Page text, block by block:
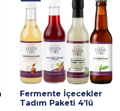
Fermente İçecekler
Tadım Paketi 4’lü